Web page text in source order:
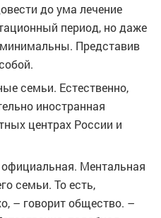
до ума лечение
период, но даже
Представив
семьи. Естественно,
иностранная
центрах России и
Ментальная
семьи. То есть,
– говорит общество. –